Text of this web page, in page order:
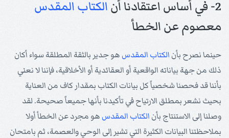
2- في أساس اعتقادنا أن
الكتاب المقدس
معصوم عن الخطأ
حينما نصرح بأن الكتاب المقدس هو جدير بالثقة المطلقة سواء أكان
ذلك من جهة بياناته الواقعية أو العقائدية أو الأخلاقية، فإننا لا نعني
بأننا قد فحصنا شخصياً كل بيانات الكتاب بمقدار كاف من العناية
بحيث نشعر بمطلق الارتياح في تأكيدنا بأنها جميعاً صحيحة. لقد
وصلنا إلى الاستنتاج بأن الكتاب المقدس هو مجرد عن الخطأ أولا
بملاحظتنا البيانات الكثيرة التي تشير إلى الوحي والعصمة، ثم بامتحان